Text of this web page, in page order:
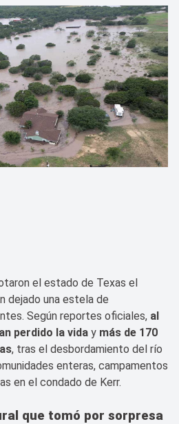
el estado de Texas el
dejado una estela de
Según reportes oficiales, al
perdido la vida y más de 170
, tras el desbordamiento del río
enteras, campamentos
en el condado de Kerr.
que tomó por sorpresa